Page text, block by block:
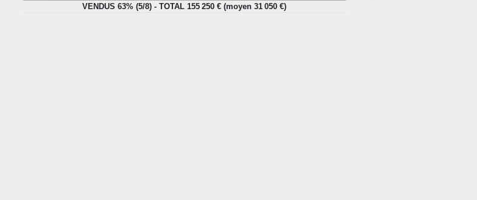
VENDUS 63% (5/8) - TOTAL 155 250 € (moyen 31 050 €)
VENDUS 63% (5/8) - TOTAL 155 250 € (moyen 31 050 €)